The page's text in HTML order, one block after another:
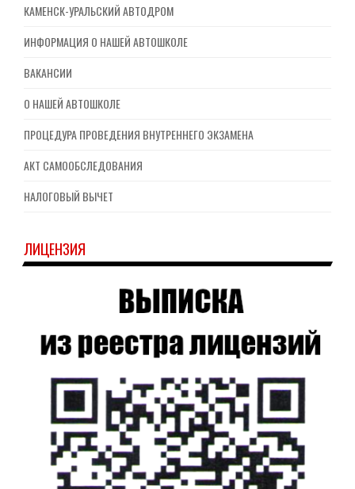
КАМЕНСК-УРАЛЬСКИЙ АВТОДРОМ
ИНФОРМАЦИЯ О НАШЕЙ АВТОШКОЛЕ
ВАКАНСИИ
О НАШЕЙ АВТОШКОЛЕ
ПРОЦЕДУРА ПРОВЕДЕНИЯ ВНУТРЕННЕГО ЭКЗАМЕНА
АКТ САМООБСЛЕДОВАНИЯ
НАЛОГОВЫЙ ВЫЧЕТ
ЛИЦЕНЗИЯ